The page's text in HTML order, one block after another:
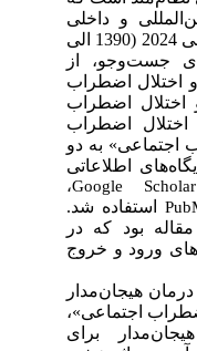
و داخلی
داده‌ای در بازه‌ی زمانی 2010 الی 2024 (1390 الی
جست‌وجو، از
اختلال اضطراب
اضطراب
اضطراب
به دو
اطلاعاتی
Google،
استفاده شد.
تعداد 131 مقاله بود که در
ورود و خروج
هیجان‌مدار
اجتماعی»،
برای